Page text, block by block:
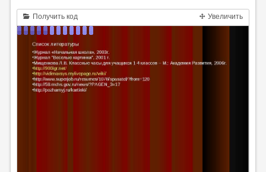
Получить код Увеличить